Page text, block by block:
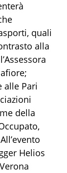
quali
alla
alle Pari
della
Helios